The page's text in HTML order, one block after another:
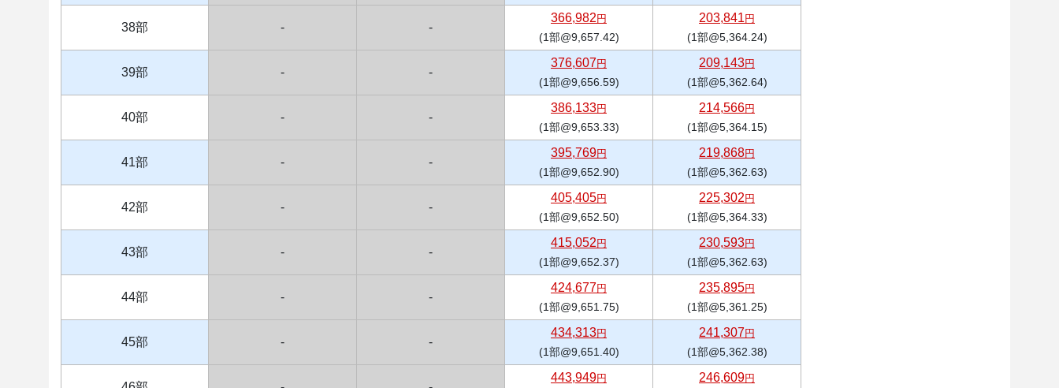
38部 - -
366,982 円
(1部@9,657.42)
203,841 円
(1部@5,364.24)
39部 - -
376,607円
(1部@9,656.59)
209,143円
(1部@5,362.64)
40部 - -
386,133円
(1部@9,653.33)
214,566円
(1部@5,364.15)
41部 - -
395,769円
(1部@9,652.90)
219,868円
(1部@5,362.63)
42部 - -
405,405円
(1部@9,652.50)
225,302 円
(1部@5,364.33)
43部 - -
415,052 円
(1部@9,652.37)
230,593円
(1部@5,362.63)
44部 - -
424,677円
(1部@9,651.75)
235,895円
(1部@5,361.25)
45部 - -
434,313円
(1部@9,651.40)
241,307円
(1部@5,362.38)
443,949円 246,609円